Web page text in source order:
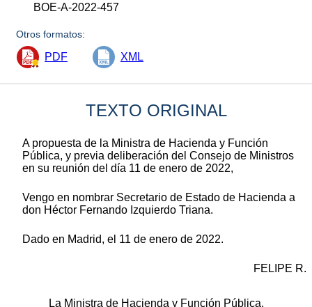
BOE-A-2022-457
Otros formatos:
PDF XML
TEXTO ORIGINAL
A propuesta de la Ministra de Hacienda y Función
Pública, y previa deliberación del Consejo de Ministros
en su reunión del día 11 de enero de 2022,
Vengo en nombrar Secretario de Estado de Hacienda a
don Héctor Fernando Izquierdo Triana.
Dado en Madrid, el 11 de enero de 2022.
FELIPE R.
La Ministra de Hacienda y Función Pública,